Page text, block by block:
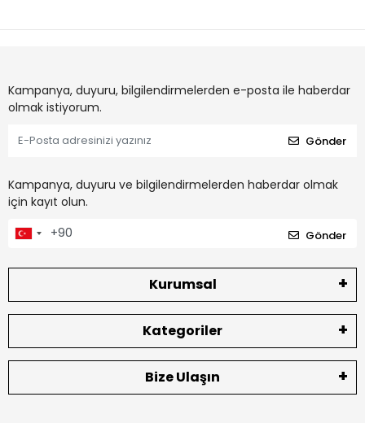
Kampanya, duyuru, bilgilendirmelerden e-posta ile haberdar
olmak istiyorum.
Gönder
Kampanya, duyuru ve bilgilendirmelerden haberdar olmak
için kayıt olun.
Gönder
Kurumsal
Kategoriler
Bize Ulaşın